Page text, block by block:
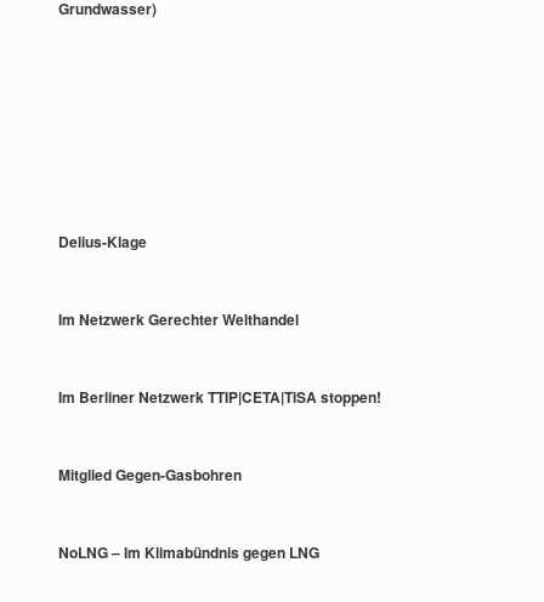
Grundwasser)
Delius-Klage
Im Netzwerk Gerechter Welthandel
Im Berliner Netzwerk TTIP|CETA|TiSA stoppen!
Mitglied Gegen-Gasbohren
NoLNG – Im Klimabündnis gegen LNG